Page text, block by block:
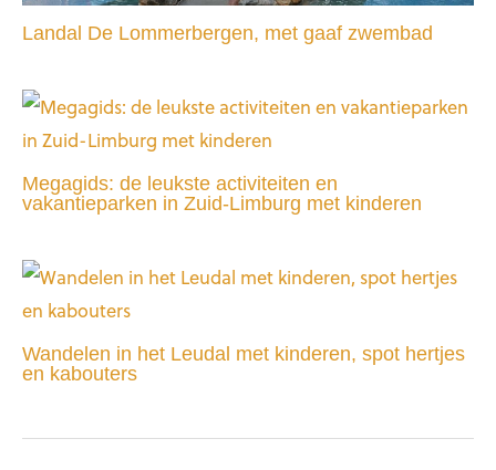
Landal De Lommerbergen, met gaaf zwembad
Megagids: de leukste activiteiten en
vakantieparken in Zuid-Limburg met kinderen
Wandelen in het Leudal met kinderen, spot hertjes
en kabouters